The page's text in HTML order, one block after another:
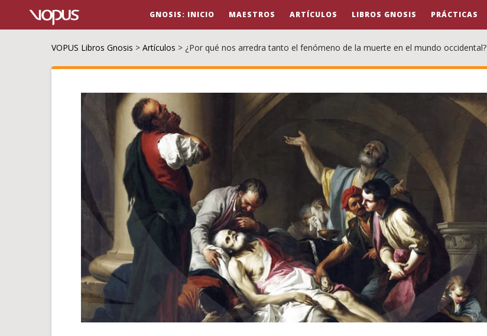
GNOSIS: INICIO MAESTROS ARTÍCULOS LIBROS GNOSIS PRÁCTICAS
VOPUS Libros Gnosis > Artículos > ¿Por qué nos arredra tanto el fenómeno de la muerte en el mundo occidental?